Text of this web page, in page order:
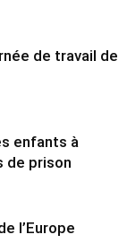
de travail de
enfants à
de prison
l’Europe